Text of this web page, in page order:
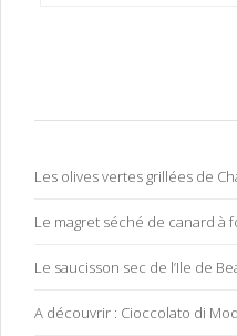
Les olives vertes grillées de
Le magret séché de canard à
Le saucisson sec de l’Ile de
A découvrir : Cioccolato di